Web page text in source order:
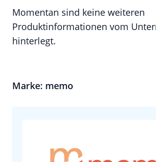
Momentan sind keine weiteren
Produktinformationen vom
hinterlegt.
Marke: memo